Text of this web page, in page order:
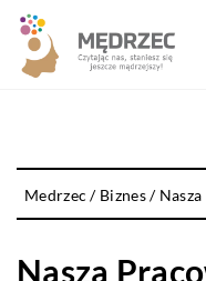
Medrzec / Biznes/
Nasza